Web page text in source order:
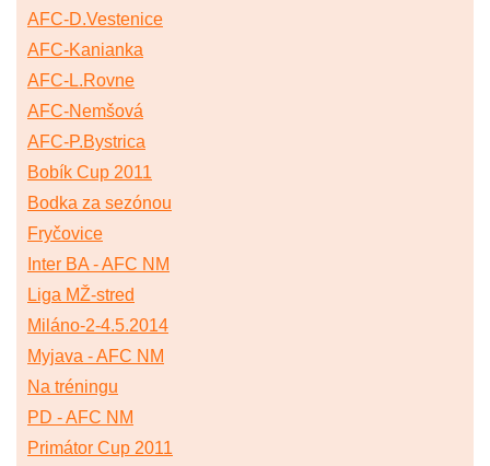
AFC-D.Vestenice
AFC-Kanianka
AFC-L.Rovne
AFC-Nemšová
AFC-P.Bystrica
Bobík Cup 2011
Bodka za sezónou
Fryčovice
Inter BA - AFC NM
Liga MŽ-stred
Miláno-2-4.5.2014
Myjava - AFC NM
Na tréningu
PD - AFC NM
Primátor Cup 2011